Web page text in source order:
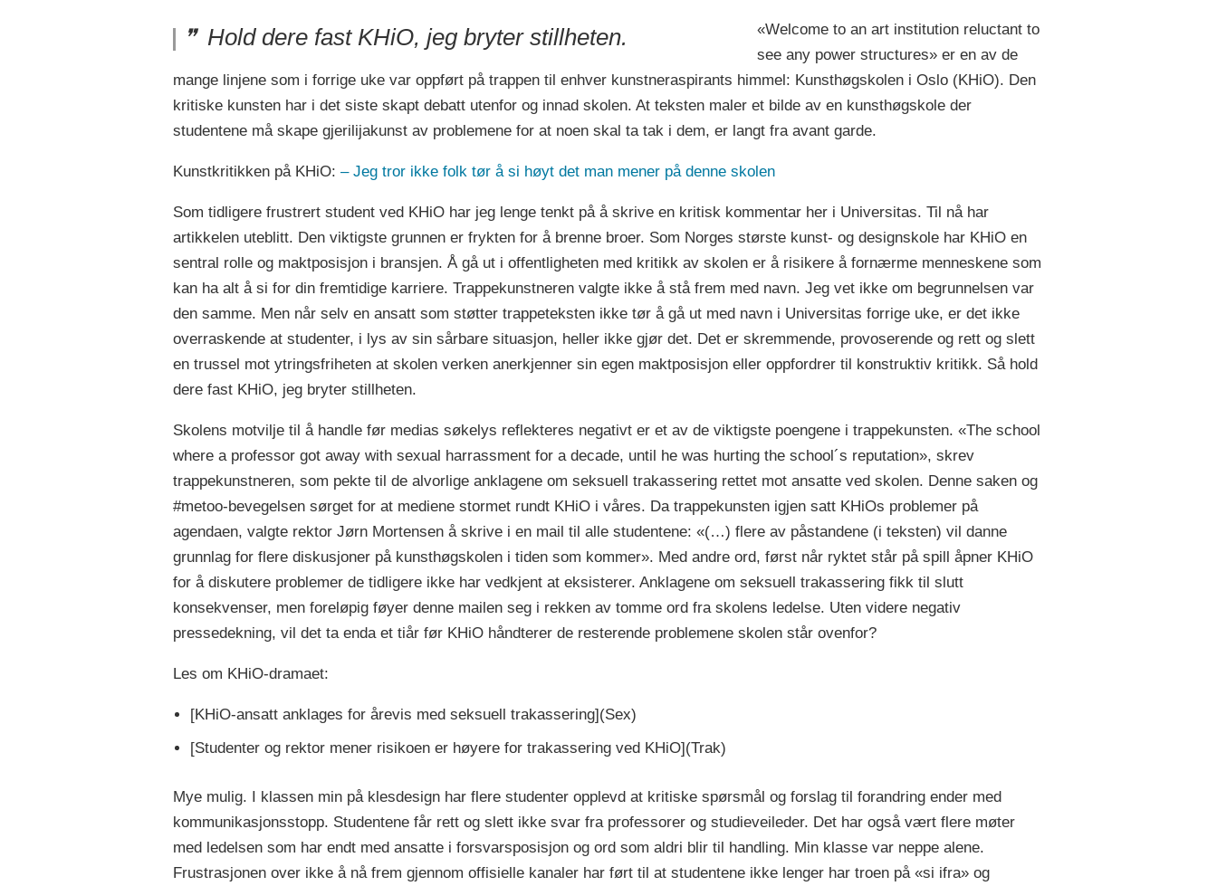
Hold dere fast KHiO, jeg bryter stillheten.
«Welcome to an art institution reluctant to
see any power structures» er en av de
mange linjene som i forrige uke var oppført på trappen til enhver kunstneraspirants himmel: Kunsthøgskolen i Oslo (KHiO). Den
kritiske kunsten har i det siste skapt debatt utenfor og innad skolen. At teksten maler et bilde av en kunsthøgskole der
studentene må skape gjerilijakunst av problemene for at noen skal ta tak i dem, er langt fra avant garde.
Kunstkritikken på KHiO: –⁠ Jeg tror ikke folk tør å si høyt det man mener på denne skolen
Som tidligere frustrert student ved KHiO har jeg lenge tenkt på å skrive en kritisk kommentar her i Universitas. Til nå har
artikkelen uteblitt. Den viktigste grunnen er frykten for å brenne broer. Som Norges største kunst- og designskole har KHiO en
sentral rolle og maktposisjon i bransjen. Å gå ut i offentligheten med kritikk av skolen er å risikere å fornærme menneskene som
kan ha alt å si for din fremtidige karriere. Trappekunstneren valgte ikke å stå frem med navn. Jeg vet ikke om begrunnelsen var
den samme. Men når selv en ansatt som støtter trappeteksten ikke tør å gå ut med navn i Universitas forrige uke, er det ikke
overraskende at studenter, i lys av sin sårbare situasjon, heller ikke gjør det. Det er skremmende, provoserende og rett og slett
en trussel mot ytringsfriheten at skolen verken anerkjenner sin egen maktposisjon eller oppfordrer til konstruktiv kritikk. Så hold
dere fast KHiO, jeg bryter stillheten.
Skolens motvilje til å handle før medias søkelys reflekteres negativt er et av de viktigste poengene i trappekunsten. «The school
where a professor got away with sexual harrassment for a decade, until he was hurting the school´s reputation», skrev
trappekunstneren, som pekte til de alvorlige anklagene om seksuell trakassering rettet mot ansatte ved skolen. Denne saken og
#metoo-bevegelsen sørget for at mediene stormet rundt KHiO i våres. Da trappekunsten igjen satt KHiOs problemer på
agendaen, valgte rektor Jørn Mortensen å skrive i en mail til alle studentene: «(…) flere av påstandene (i teksten) vil danne
grunnlag for flere diskusjoner på kunsthøgskolen i tiden som kommer». Med andre ord, først når ryktet står på spill åpner KHiO
for å diskutere problemer de tidligere ikke har vedkjent at eksisterer. Anklagene om seksuell trakassering fikk til slutt
konsekvenser, men foreløpig føyer denne mailen seg i rekken av tomme ord fra skolens ledelse. Uten videre negativ
pressedekning, vil det ta enda et tiår før KHiO håndterer de resterende problemene skolen står ovenfor?
Les om KHiO-dramaet:
[KHiO-ansatt anklages for årevis med seksuell trakassering](Sex)
[Studenter og rektor mener risikoen er høyere for trakassering ved KHiO](Trak)
Mye mulig. I klassen min på klesdesign har flere studenter opplevd at kritiske spørsmål og forslag til forandring ender med
kommunikasjonsstopp. Studentene får rett og slett ikke svar fra professorer og studieveileder. Det har også vært flere møter
med ledelsen som har endt med ansatte i forsvarsposisjon og ord som aldri blir til handling. Min klasse var neppe alene.
Frustrasjonen over ikke å nå frem gjennom offisielle kanaler har ført til at studentene ikke lenger har troen på «si ifra» og